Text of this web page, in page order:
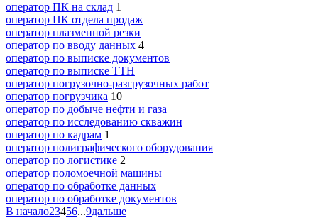
оператор ПК на склад 1
оператор ПК отдела продаж
оператор плазменной резки
оператор по вводу данных 4
оператор по выписке документов
оператор по выписке ТТН
оператор погрузочно-разгрузочных работ
оператор погрузчика 10
оператор по добыче нефти и газа
оператор по исследованию скважин
оператор по кадрам 1
оператор полиграфического оборудования
оператор по логистике 2
оператор поломоечной машины
оператор по обработке данных
оператор по обработке документов
В начало23456...9дальше